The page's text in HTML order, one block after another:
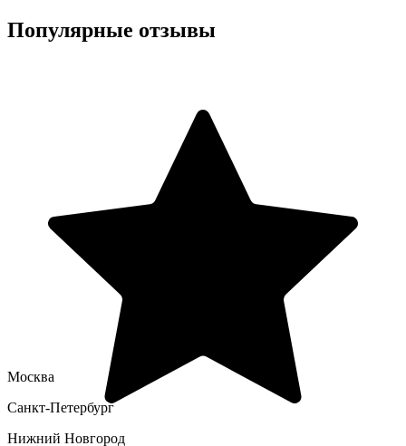
Популярные отзывы
Москва
Санкт-Петербург
Нижний Новгород